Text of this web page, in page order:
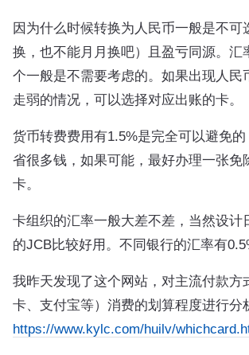
因为什么时候转换为人民币一般是不可
换，也不能月月换吧）且盈亏同源。汇
个一般是不需要考虑的。如果出现人民
走弱的情况，可以选择对应出账的卡。
货币转费费用有1.5%是完全可以避免
省很多钱，如果可能，最好办理一张免
卡。
卡组织的汇率一般大差不差，当然设计
的JCB比较好用。不同银行的汇率有
我昨天发现了这个网站，对主流付款方
卡、支付宝等）消费的划算程度进行分
https://www.kylc.com/huilv/